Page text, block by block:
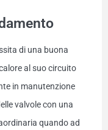
di una buona
al suo circuito
in manutenzione
valvole con una
quando ad